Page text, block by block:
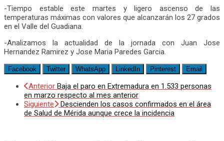
-Tiempo estable este martes y ligero ascenso de las
temperaturas máximas con valores que alcanzarán los 27 grados
en el Valle del Guadiana.
-Analizamos la actualidad de la jornada con Juan Jose
Hernandez Ramirez y Jose Maria Paredes Garcia.
Facebook Twitter WhatsApp LinkedIn Pinterest Email
Anterior Baja el paro en Extremadura en 1.533 personas
en marzo respecto al mes anterior
Siguiente
Descienden los casos confirmados en el área
de Salud de Mérida aunque crece la incidencia